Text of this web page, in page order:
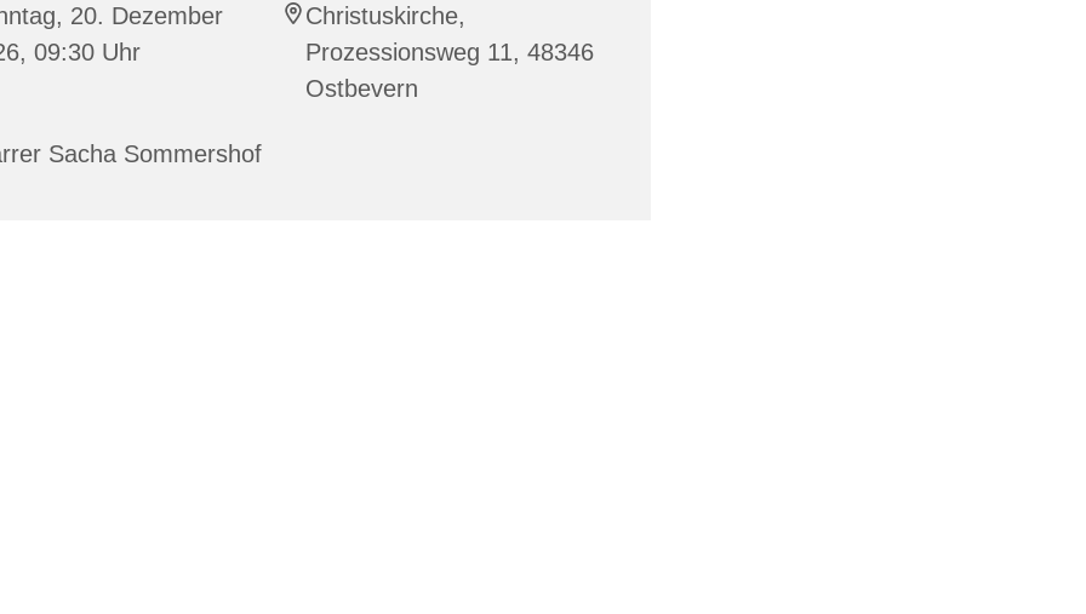
20. Dezember
09:30 Uhr
Christuskirche,
Prozessionsweg 11, 48346
Ostbevern
Sacha Sommershof